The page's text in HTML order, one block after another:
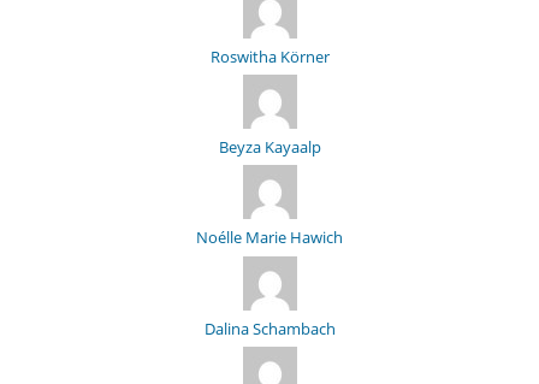
Roswitha Körner
Beyza Kayaalp
Noélle Marie Hawich
Dalina Schambach